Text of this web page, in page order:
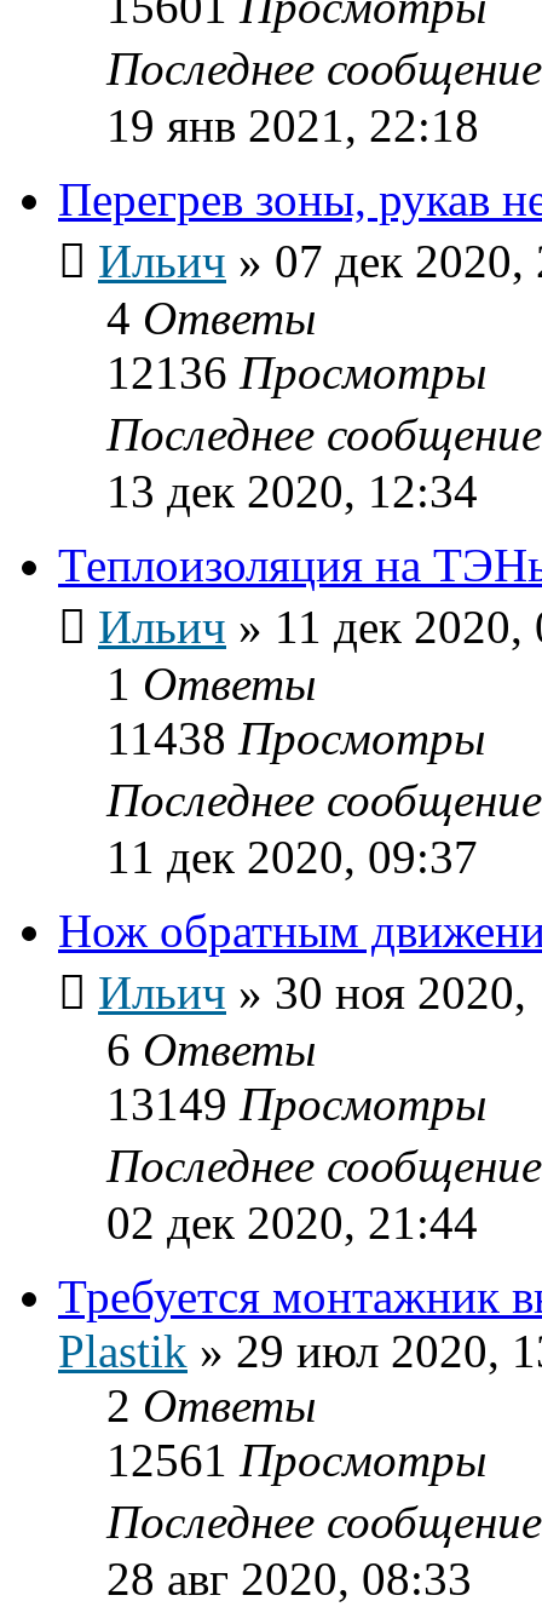
Последнее
19 янв 2021, 22:18
Перегрев зоны, рукав
Ильич » 07 дек 2020,
4 Ответы
12136 Просмотры
Последнее
13 дек 2020, 12:34
Теплоизоляция на
Ильич » 11 дек 2020,
1 Ответы
11438 Просмотры
Последнее
11 дек 2020, 09:37
Нож обратным
Ильич » 30 ноя 2020,
6 Ответы
13149 Просмотры
Последнее
02 дек 2020, 21:44
Требуется монтажник
Plastik » 29 июл 2020,
2 Ответы
12561 Просмотры
Последнее
28 авг 2020, 08:33